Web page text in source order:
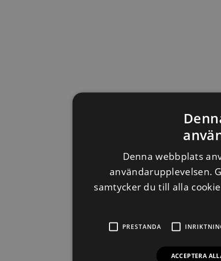
Denna webbplats
användarupplevelsen.
samtycker du till alla
PRESTANDA
ACCEPTERA